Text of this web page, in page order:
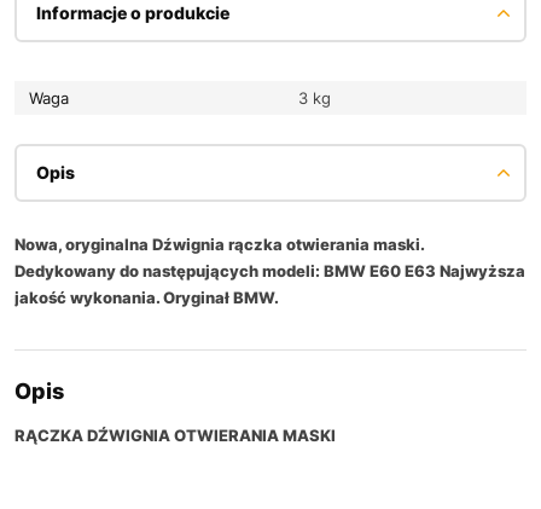
Informacje o produkcie
Waga 3 kg
Opis
Nowa, oryginalna Dźwignia rączka otwierania maski.
Dedykowany do następujących modeli: BMW E60 E63 Najwyższa
jakość wykonania. Oryginał BMW.
Opis
RĄCZKA DŹWIGNIA OTWIERANIA MASKI